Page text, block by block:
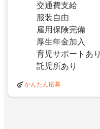
交通費支給
服装自由
雇用保険完備
厚生年金加入
育児サポートあり
託児所あり
かんたん応募